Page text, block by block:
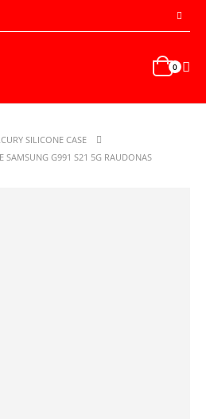
0
SILICONE CASE
SAMSUNG G991 S21 5G RAUDONAS